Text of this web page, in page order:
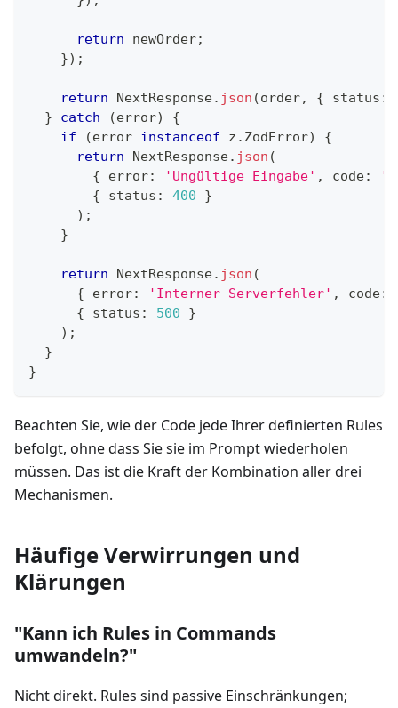
return newOrder;
}) ;
return NextResponse. json (order, { status :
}
catch (error)
{
if
(error instanceof z . ZodError)
{
return NextResponse. json (
{ error: 'Ungültige Eingabe' , code:
{ status : 400
}
) ;
}
return NextResponse. json (
{ error: 'Interner Serverfehler' , code:
{ status : 500
}
) ;
}
}
Beachten Sie, wie der Code jede Ihrer definierten Rules
befolgt, ohne dass Sie sie im Prompt wiederholen
müssen. Das ist die Kraft der Kombination aller drei
Mechanismen.
Häufige Verwirrungen und
Klärungen
"Kann ich Rules in Commands
umwandeln?"
Nicht direkt. Rules sind passive Einschränkungen;